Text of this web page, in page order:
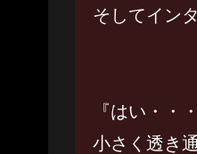
そしてイン
『はい・・・
小さく透き通